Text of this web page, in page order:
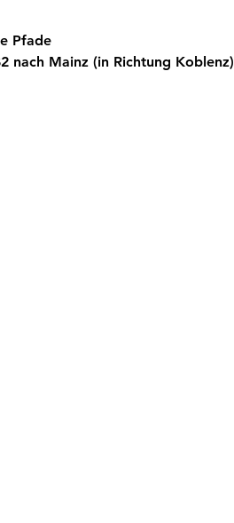
Pfade
nach Mainz (in Richtung Koblenz)